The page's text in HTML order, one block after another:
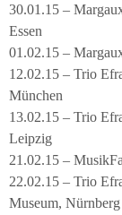
30.01.15 –
Essen
01.02.15 –
12.02.15 – Trio
München
13.02.15 – Trio
Leipzig
21.02.15 –
22.02.15 – Trio
Museum, Nürnberg